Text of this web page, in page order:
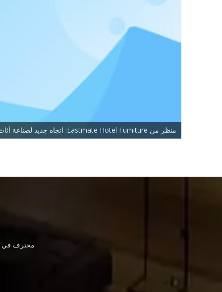
منظر من Eastmate Hotel Furniture: اتجاه جديد لصناعة أثاث الفنادق
محترف في